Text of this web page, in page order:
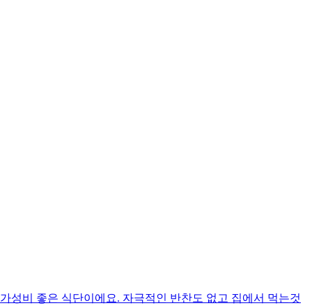
성비 좋은 식단이에요. 자극적인 반찬도 없고 집에서 먹는것